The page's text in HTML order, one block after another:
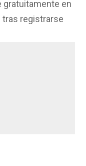
gratuitamente en
tras registrarse